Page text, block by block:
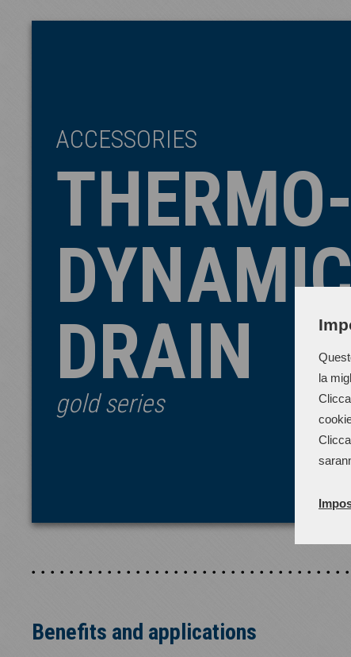
ACCESSORIES
THERMO-
DRAIN
gold series
Benefits and applications
la